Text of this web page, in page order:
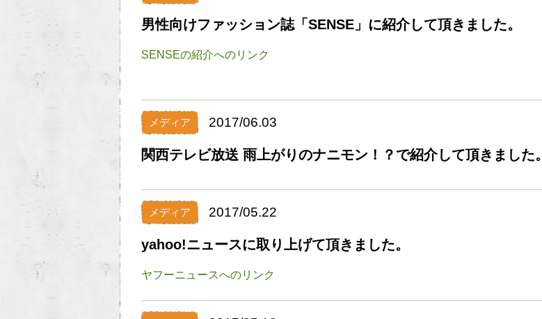
男性向けファッション誌「SENSE」に紹介して頂きました。
SENSEの紹介へのリンク
メディア 2017/06.03
関西テレビ放送 雨上がりのナニモン！？で紹介して頂きました。
メディア 2017/05.22
yahoo!ニュースに取り上げて頂きました。
ヤフーニュースへのリンク